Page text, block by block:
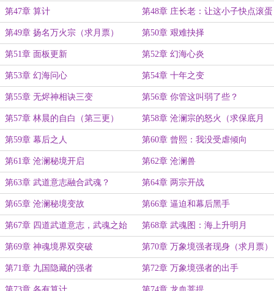
第47章 算计 第48章 庄长老：让这小子快点滚蛋
第49章 扬名万火宗（求月票） 第50章 艰难抉择
第51章 面板更新 第52章 幻海心炎
第53章 幻海问心 第54章 十年之变
第55章 无烬神相诀三变 第56章 你管这叫弱了些？
第57章 林晨的自白（第三更） 第58章 沧澜宗的怒火（求保底月
票）
第59章 幕后之人 第60章 曾熙：我没受虐倾向
第61章 沧澜秘境开启 第62章 沧澜兽
第63章 武道意志融合武魂？ 第64章 两宗开战
第65章 沧澜秘境变故 第66章 逼迫和幕后黑手
第67章 四道武道意志，武魂之始 第68章 武魂图：海上升明月
第69章 神魂境界双突破 第70章 万象境强者现身（求月票）
第71章 九国隐藏的强者 第72章 万象境强者的出手